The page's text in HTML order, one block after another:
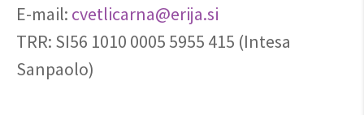
E-mail: cvetlicarna@erija.si
TRR: SI56 1010 0005 5955 415 (Intesa
Sanpaolo)